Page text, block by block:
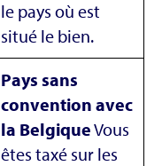
le pays où est
situé le bien.
Pays sans
convention avec
la BelgiqueVous
êtes taxé sur les